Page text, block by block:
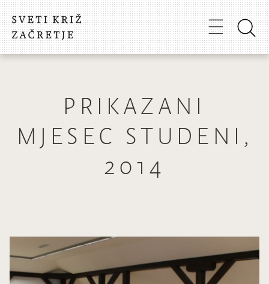
PRIKAZANI
MJESEC STUDENI,
2014